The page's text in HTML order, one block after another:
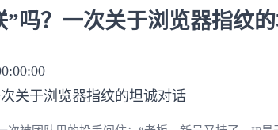
吗？一次关于浏览器指纹